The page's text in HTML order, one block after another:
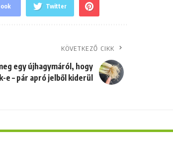
Twitter
KÖVETKEZŐ CIKK
egy újhagymáról, hogy
– pár apró jelből kiderül